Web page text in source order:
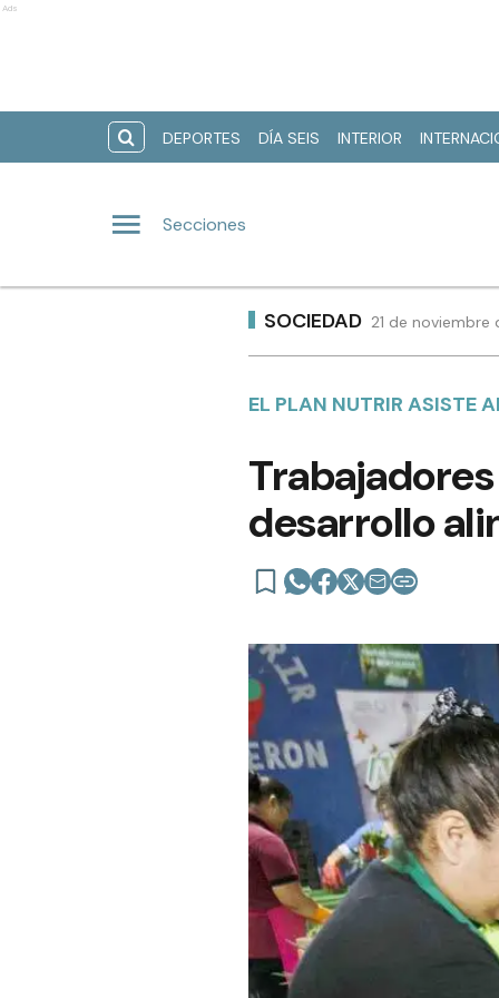
Ads
DEPORTES DÍA SEIS INTERIOR
Secciones
SOCIEDAD 21 de noviembre
EL PLAN NUTRIR ASISTE
desarrollo